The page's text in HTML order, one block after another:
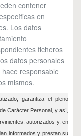
contener
en
Los datos
ficheros
datos personales
responsable
mismos.
garantiza el pleno
Carácter Personal, y así,
autorizados y, en
informados y prestan su